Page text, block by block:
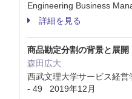
Engineering Business
詳細を見る
商品勘定分割の背景と展開
森田広大
西武文理大学サービス経
- 49 2019年12月